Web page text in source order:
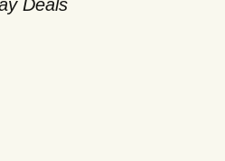
Deals